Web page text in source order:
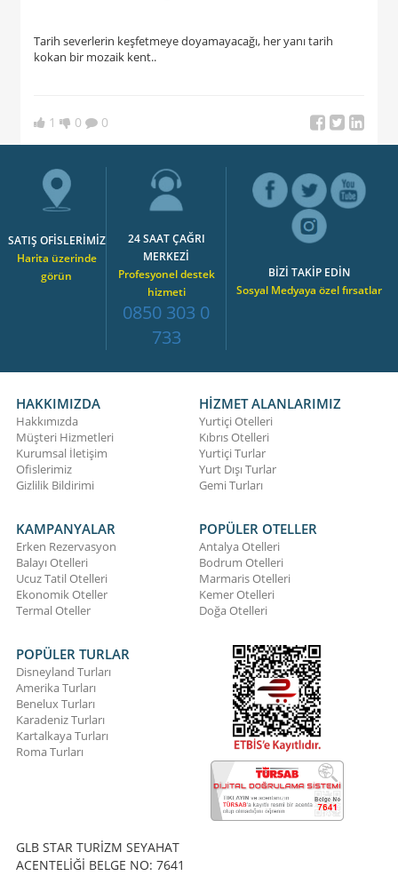
Tarih severlerin keşfetmeye doyamayacağı, her yanı tarih
kokan bir mozaik kent..
1 0 0
SATIŞ OFİSLERİMİZ
Harita üzerinde
görün
24 SAAT ÇAĞRI
MERKEZİ
Profesyonel destek
hizmeti
0850 303 0
733
BİZİ TAKİP EDİN
Sosyal Medyaya özel fırsatlar
HAKKIMIZDA
Hakkımızda
Müşteri Hizmetleri
Kurumsal İletişim
Ofislerimiz
Gizlilik Bildirimi
HİZMET ALANLARIMIZ
Yurtiçi Otelleri
Kıbrıs Otelleri
Yurtiçi Turlar
Yurt Dışı Turlar
Gemi Turları
KAMPANYALAR
Erken Rezervasyon
Balayı Otelleri
Ucuz Tatil Otelleri
Ekonomik Oteller
Termal Oteller
POPÜLER OTELLER
Antalya Otelleri
Bodrum Otelleri
Marmaris Otelleri
Kemer Otelleri
Doğa Otelleri
POPÜLER TURLAR
Disneyland Turları
Amerika Turları
Benelux Turları
Karadeniz Turları
Kartalkaya Turları
Roma Turları
GLB STAR TURİZM SEYAHAT
ACENTELİĞİ BELGE NO: 7641